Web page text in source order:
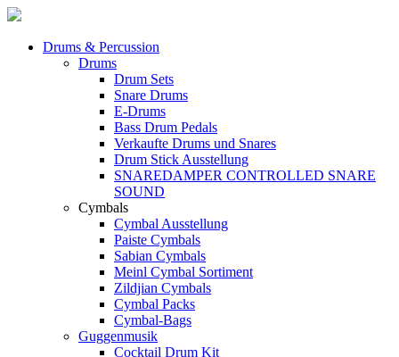
Drums & Percussion
Drums
Drum Sets
Snare Drums
E-Drums
Bass Drum Pedals
Verkaufte Drums und Snares
Drum Stick Ausstellung
SNAREDAMPER CONTROLLED SNARE
SOUND
Cymbals
Cymbal Ausstellung
Paiste Cymbals
Sabian Cymbals
Meinl Cymbal Sortiment
Zildjian Cymbals
Cymbal Packs
Cymbal-Bags
Guggenmusik
Cocktail Drum Kit